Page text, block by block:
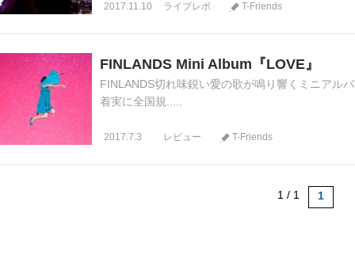
2017.11.10 ライブレポ T-Friends
FINLANDS Mini Album『LOVE』
FINLANDS切れ味鋭い愛の歌が鳴り響くミニアル
着実に全国規.....
2017.7.3 レビュー T-Friends
1 / 1 1